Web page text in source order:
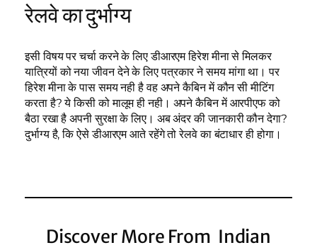
रेलवे का दुर्भाग्य
इसी विषय पर चर्चा करने के लिए डीआरएम हिरेश मीना से मिलकर
यात्रियों को नया जीवन देने के लिए पत्रकार ने समय मांगा था। पर
हिरेश मीना के पास समय नही है वह अपने कैबिन में कौन सी मीटिंग
करता है? ये किसी को मालूम ही नही। अपने कैबिन में आरपीएफ को
बैठा रखा है अपनी सुरक्षा के लिए। अब अंदर की जानकारी कौन देगा?
दुर्भाग्य है, कि ऐसे डीआरएम आते रहेंगे तो रेलवे का बंटाधार ही होगा।
Discover More From Indian